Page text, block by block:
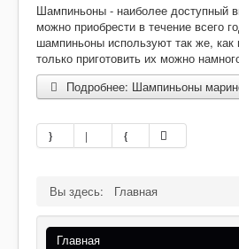
Шампиньоны - наиболее доступный
можно приобрести в течение всего
шампиньоны используют так же, как
только приготовить их можно
Подробнее: Шампиньоны
Вы здесь: Главная
Главная